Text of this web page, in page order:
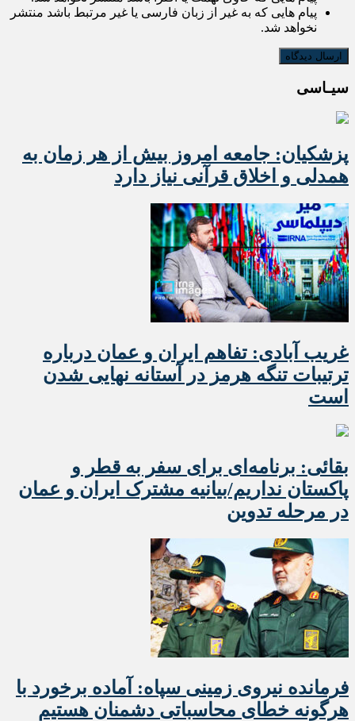
پیام هایی که به غیر از زبان فارسی یا غیر مرتبط باشد منتشر
نخواهد شد.
سیـاسی
پزشکیان: جامعه امروز بیش از هر زمان به
همدلی و اخلاق قرآنی نیاز دارد
غریب آبادی: تفاهم ایران و عمان درباره
ترتیبات تنگه هرمز در آستانه نهایی شدن
است
بقائی: برنامه‌ای برای سفر به قطر و
پاکستان نداریم/بیانیه مشترک ایران و عمان
در مرحله تدوین
فرمانده نیروی زمینی سپاه: آماده برخورد با
هرگونه خطای محاسباتی دشمنان هستیم